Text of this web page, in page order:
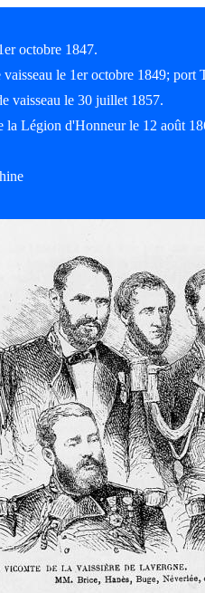
octobre 1847.
vaisseau le 1er octobre 1849;
vaisseau le 30 juillet 1857.
la Légion d'Honneur le 12 août